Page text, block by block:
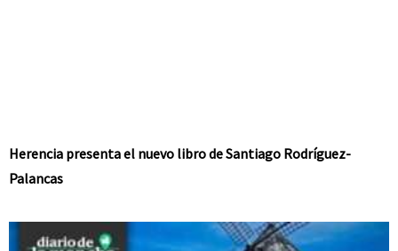
Herencia presenta el nuevo libro de Santiago Rodríguez-
Palancas